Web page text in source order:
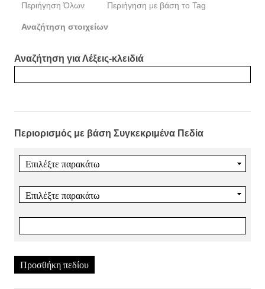
Περιήγηση Όλων Περιήγηση με βάση το Tag
Αναζήτηση στοιχείων
Αναζήτηση για Λέξεις-κλειδιά
Περιορισμός με βάση Συγκεκριμένα Πεδία
Προσθήκη πεδίου